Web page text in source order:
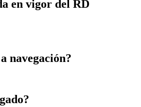
en vigor del RD
navegación?